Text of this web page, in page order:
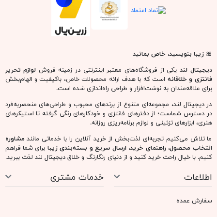
🎀زیبا بنویسید، خاص بمانید
دیجیتال لند یکی از فروشگاه‌های معتبر اینترنتی در زمینه فروش لوازم تحریر
فانتزی و خلاقانه است که با هدف ارائه محصولات خاص، باکیفیت و الهام‌بخش
برای علاقه‌مندان به نوشت‌افزار و طراحی راه‌اندازی شده است.
در دیجیتال لند، مجموعه‌ای متنوع از برندهای محبوب و طراحی‌های منحصربه‌فرد
در دسترس شماست؛ از دفترهای فانتزی و خودکارهای رنگی گرفته تا استیکرهای
هنری، ابزارهای تزئینی و لوازم برنامه‌ریزی روزانه.
ما تلاش می‌کنیم تجربه‌ای لذت‌بخش از خرید آنلاین را با خدماتی مانندمشاوره
انتخاب محصول، راهنمای خرید، ارسال سریع و بسته‌بندی زیبا برای شما فراهم
کنیم. با خیال راحت خرید کنید و از دنیای رنگارنگ و خلاق دیجیتال لند لذت ببرید.
اطلاعات خدمات مشتری
سفارش عمده